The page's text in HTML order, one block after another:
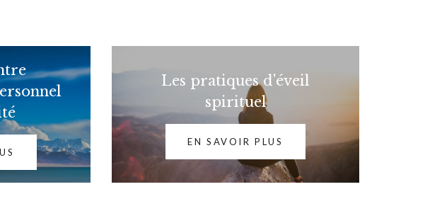
Les pratiques d'éveil
spirituel
EN SAVOIR PLUS